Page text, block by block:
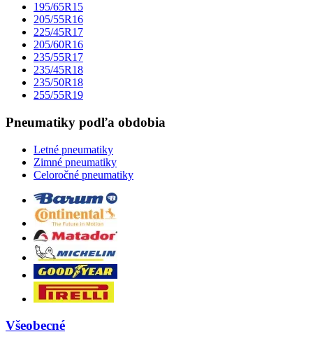
195/65R15
205/55R16
225/45R17
205/60R16
235/55R17
235/45R18
235/50R18
255/55R19
Pneumatiky podľa obdobia
Letné pneumatiky
Zimné pneumatiky
Celoročné pneumatiky
Všeobecné